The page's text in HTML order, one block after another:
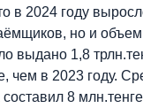
в 2024 году
но и
выдано 1,8
чем в 2023 году.
8